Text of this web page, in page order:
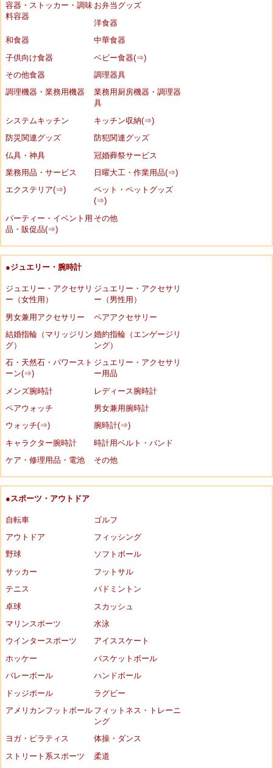
容器・ストッカー・調味
料容器
お弁当グッズ
洋食器
和食器
中華食器
子供向け食器
ベビー食器(⇒)
その他食器
調理器具
調理機器・業務用機器
業務用厨房機器・調理器
具
システムキッチン
キッチン収納(⇒)
防災関連グッズ
防犯関連グッズ
仏具・神具
冠婚葬祭サービス
業務用品・サービス
日曜大工・作業用品(⇒)
エクステリア(⇒)
ペット・ペットグッズ
(⇒)
パーティー・イベント用
品・販促品(⇒)
その他
●ジュエリー・腕時計
ジュエリー・アクセサリ
ー（女性用）
ジュエリー・アクセサリ
ー（男性用）
男女兼用アクセサリー
ペアアクセサリー
結婚指輪（マリッジリン
グ）
婚約指輪（エンゲージリ
ング）
石・天然石・パワースト
ーン(⇒)
ジュエリー・アクセサリ
ー用品
メンズ腕時計
レディース腕時計
ペアウォッチ
男女兼用腕時計
ウォッチ(⇒)
腕時計(⇒)
キャラクター腕時計
時計用ベルト・バンド
ケア・修理用品・電池
その他
●スポーツ・アウトドア
自転車
ゴルフ
アウトドア
フィッシング
野球
ソフトボール
サッカー
フットサル
テニス
バドミントン
卓球
スカッシュ
マリンスポーツ
水泳
ウインタースポーツ
アイススケート
ホッケー
バスケットボール
バレーボール
ハンドボール
ドッジボール
ラグビー
アメリカンフットボール フィットネス・トレーニ
ング
ヨガ・ピラティス
体操・ダンス
ストリート系スポーツ
柔道